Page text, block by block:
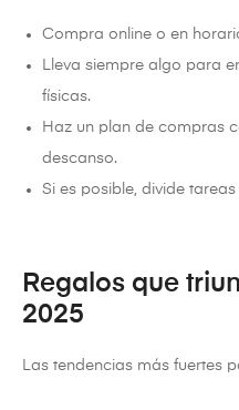
Compra online o en
Lleva siempre algo para
físicas.
Haz un plan de compras
descanso.
Si es posible, divide
Regalos que
2025
Las tendencias más fuertes